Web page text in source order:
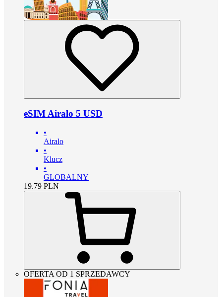
eSIM Airalo 5 USD
•
Airalo
•
Klucz
•
GLOBALNY
19.79 PLN
OFERTA OD 1 SPRZEDAWCY